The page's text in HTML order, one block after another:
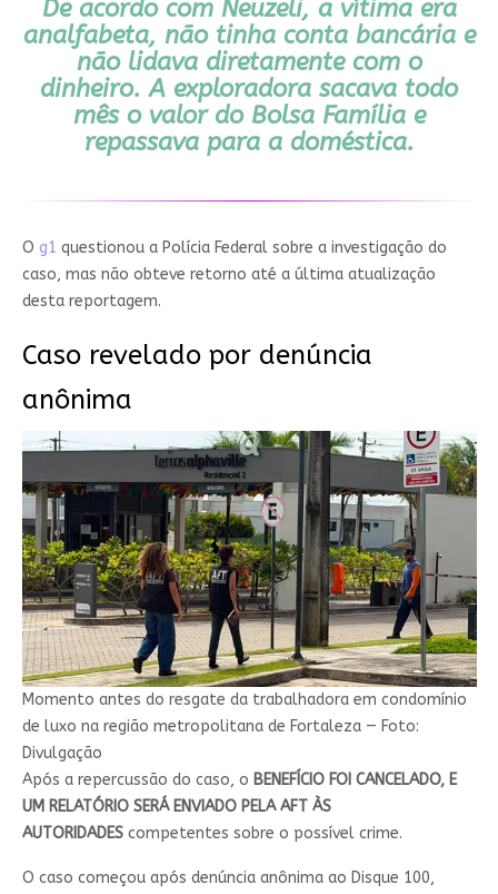
De acordo com Neuzeli, a vítima era
analfabeta, não tinha conta bancária e
não lidava diretamente com o
dinheiro.A exploradora sacava todo
mês o valor do Bolsa Família e
repassava para a doméstica.
O g1 questionou a Polícia Federal sobre a investigação do
caso, mas não obteve retorno até a última atualização
desta reportagem.
Caso revelado por denúncia
anônima
Momento antes do resgate da trabalhadora em condomínio
de luxo na região metropolitana de Fortaleza — Foto:
Divulgação
Após a repercussão do caso, o BENEFÍCIO FOI CANCELADO, E
UM RELATÓRIO SERÁ ENVIADO PELA AFT ÀS
AUTORIDADEScompetentes sobre o possível crime.
O caso começou após denúncia anônima ao Disque 100,